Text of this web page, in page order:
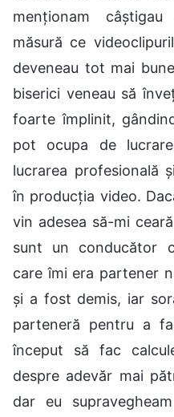
menționam
măsură ce
deveneau tot mai
biserici veneau să
foarte împlinit,
pot ocupa de
lucrarea profesională
în producția video.
vin adesea să-mi
sunt un conducător
care îmi era partener
și a fost demis, iar
parteneră pentru a
început să fac
despre adevăr mai
dar eu